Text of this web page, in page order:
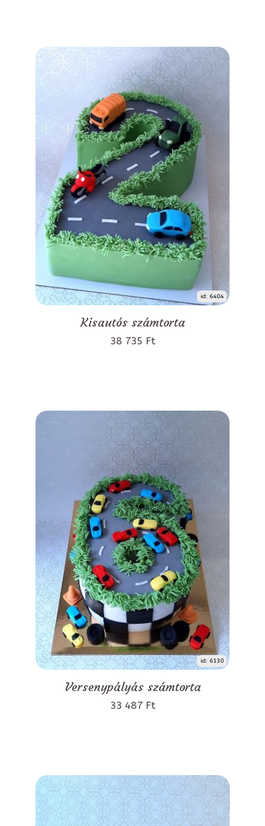
id: 6404
Kisautós számtorta
38 735 Ft
id: 6130
Versenypályás számtorta
33 487 Ft